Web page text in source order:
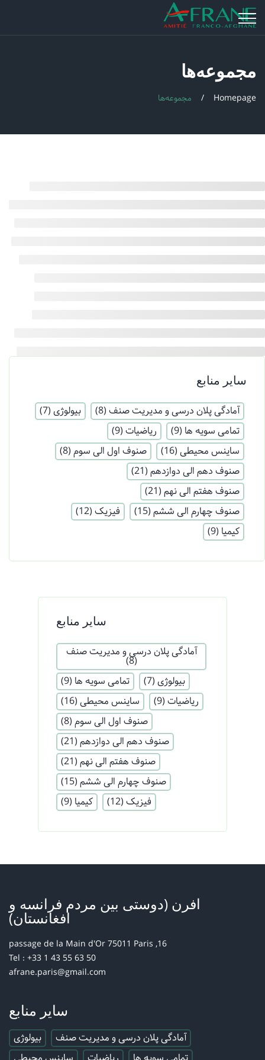
مجموعه‌ها
Homepage مجموعه‌ها
سایر منابع
آمادگی پلان درسی و مدیریت صنف (8) بیولوژی (7)
تمامی سویه ها (9) ریاضیات (9)
ساینس محیطی (16) صنوف اول الی سوم (8)
صنوف دهم الی دوازدهم (21)
صنوف هفتم الی نهم (21)
صنوف چهارم الی ششم (15) فیزیک (12)
کیمیا (9)
سایر منابع
آمادگی پلان درسی و مدیریت صنف
(8)
بیولوژی (7) تمامی سویه ها (9)
ریاضیات (9) ساینس محیطی (16)
صنوف اول الی سوم (8)
صنوف دهم الی دوازدهم (21)
صنوف هفتم الی نهم (21)
صنوف چهارم الی ششم (15)
فیزیک (12) کیمیا (9)
افرن (دوستی بین مردم فرانسه و
افغانستان)
16, passage de la Main d'Or 75011 Paris
Tel : +33 1 43 55 63 50
afrane.paris@gmail.com
سایر منابع
آمادگی پلان درسی و مدیریت صنف
بیولوژی